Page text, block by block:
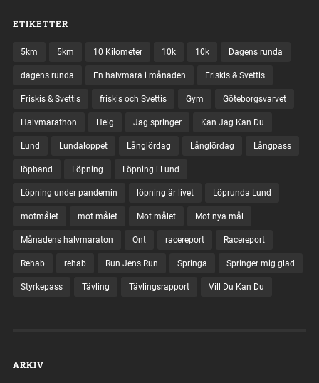
ETIKETTER
5km 5km 10 Kilometer 10k 10k Dagens runda
dagens runda En halvmara i månaden Friskis & Svettis
Friskis & Svettis friskis och Svettis Gym Göteborgsvarvet
Halvmarathon Helg Jag springer Kan Jag Kan Du
Lund Lundaloppet Långlördag Långlördag Långpass
löpband Löpning Löpning i Lund
Löpning under pandemin löpning är livet Löprunda Lund
motmålet mot målet Mot målet Mot nya mål
Månadens halvmaraton Ont racereport Racereport
Rehab rehab Run Jens Run Springa Springer mig glad
Styrkepass Tävling Tävlingsrapport Vill Du Kan Du
ARKIV